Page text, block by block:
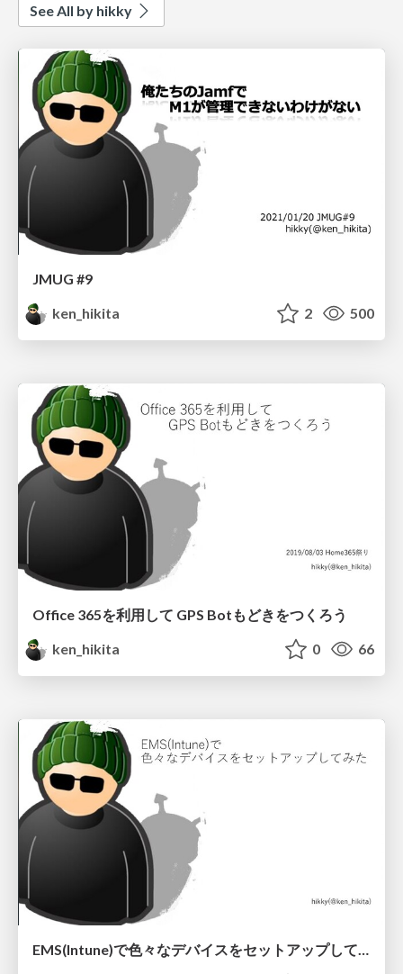
See All by hikky
JMUG #9
ken_hikita
2 500
Office 365を利用して GPS Botもどきをつくろう
ken_hikita
0 66
EMS(Intune)で 色々なデバイスをセットアップしてみた